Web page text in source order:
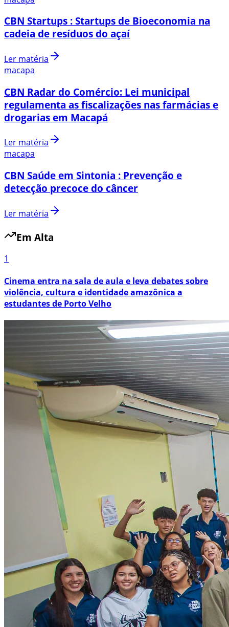
CBN Startups : Startups de Bioeconomia na
cadeia de resíduos do açaí
Ler matéria
macapa
CBN Radar do Comércio: Lei municipal
regulamenta as fiscalizações nas farmácias e
drogarias em Macapá
Ler matéria
macapa
CBN Saúde em Sintonia : Prevenção e
detecção precoce do câncer
Ler matéria
Em Alta
1
Cinema entra na sala de aula e leva debates sobre
violência, cultura e identidade amazônica a
estudantes de Porto Velho